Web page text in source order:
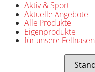
Aktiv & Sport
Aktuelle Angebote
Alle Produkte
Eigenprodukte
für unsere Fellnasen